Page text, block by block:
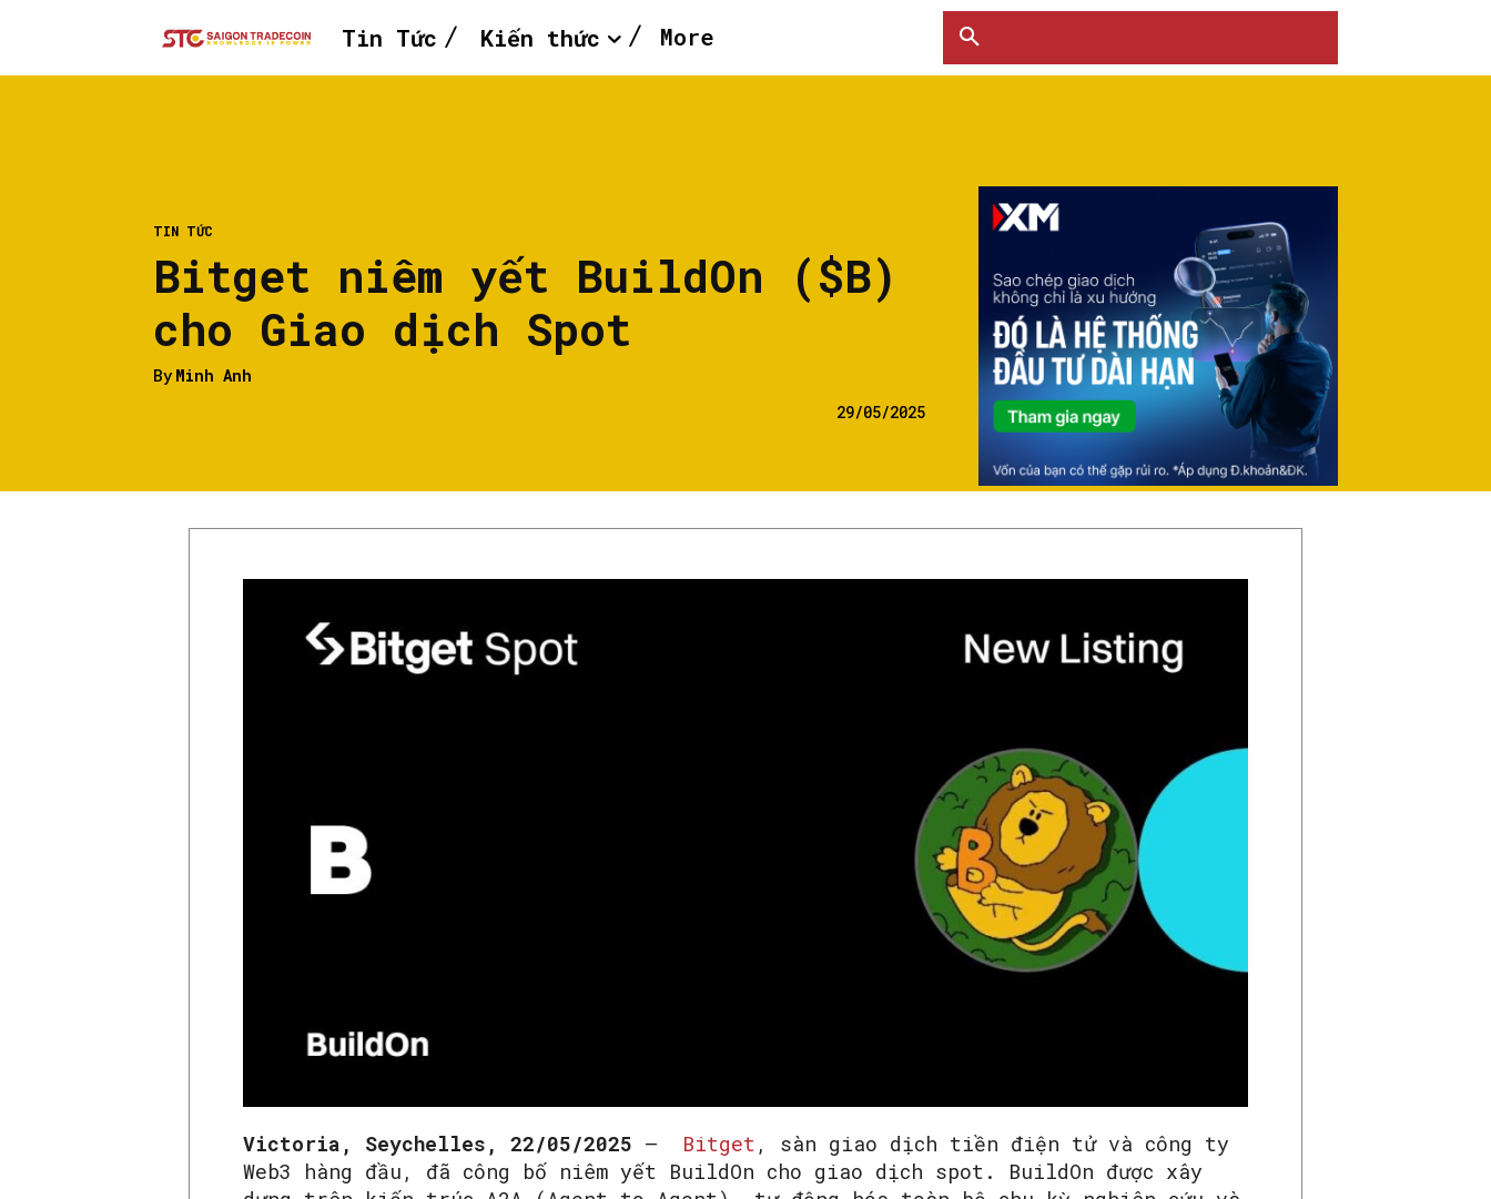
SEARCH...
Tin Tức Kiến thức More
TIN TỨC
Bitget niêm yết BuildOn ($B)
cho Giao dịch Spot
By Minh Anh
29/05/2025
Victoria, Seychelles, 22/05/2025 – Bitget , sàn giao dịch tiền điện tử và công ty
Web3 hàng đầu, đã công bố niêm yết BuildOn cho giao dịch spot. BuildOn được xây